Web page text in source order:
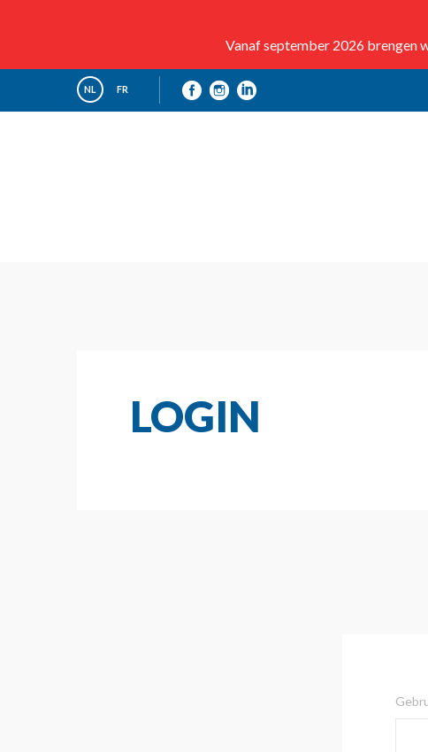
Vanaf september 2026 brengen
NL FR
LOGIN